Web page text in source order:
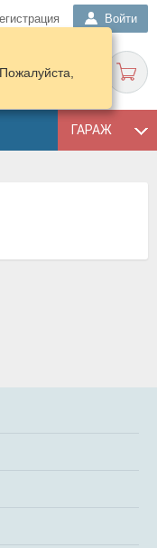
Войти
ГАРАЖ